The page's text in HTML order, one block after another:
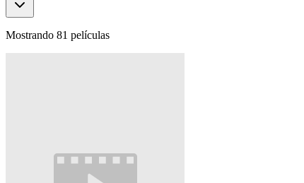
Mostrando 81 películas